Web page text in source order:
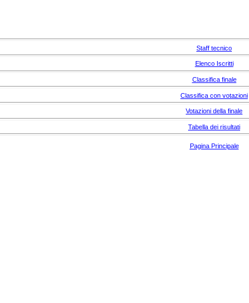
Staff tecnico
Elenco Iscritti
Classifica finale
Classifica con votazioni
Votazioni della finale
Tabella dei risultati
Pagina Principale